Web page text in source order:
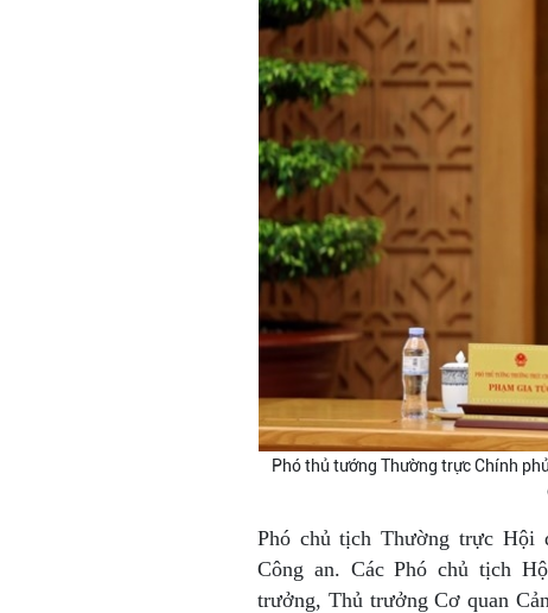
Phó thủ tướng Thường trực Chính
Phó chủ tịch Thường trực Hội
Công an. Các Phó chủ tịch
trưởng, Thủ trưởng Cơ quan